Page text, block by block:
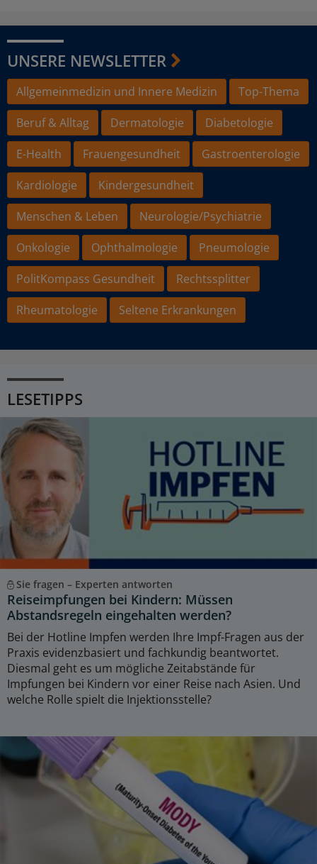
UNSERE NEWSLETTER
Allgemeinmedizin und Innere Medizin
Top-Thema
Beruf & Alltag
Dermatologie
Diabetologie
E-Health
Frauengesundheit
Gastroenterologie
Kardiologie
Kindergesundheit
Menschen & Leben
Neurologie/Psychiatrie
Onkologie
Ophthalmologie
Pneumologie
PolitKompass Gesundheit
Rechtssplitter
Rheumatologie
Seltene Erkrankungen
LESETIPPS
Sie fragen – Experten antworten
Reiseimpfungen bei Kindern: Müssen
Abstandsregeln eingehalten werden?
Bei der Hotline Impfen werden Ihre Impf-Fragen aus der
Praxis evidenzbasiert und fachkundig beantwortet.
Diesmal geht es um mögliche Zeitabstände für
Impfungen bei Kindern vor einer Reise nach Asien. Und
welche Rolle spielt die Injektionsstelle?